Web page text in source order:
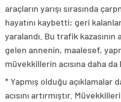
araçların yarışı sırasında
hayatını kaybetti; geri
yaralandı. Bu trafik kazasının
gelen annenin, maalesef,
müvekkillerin acısına daha da
* Yapmış olduğu açıklamalar
acısını artırmıştır.